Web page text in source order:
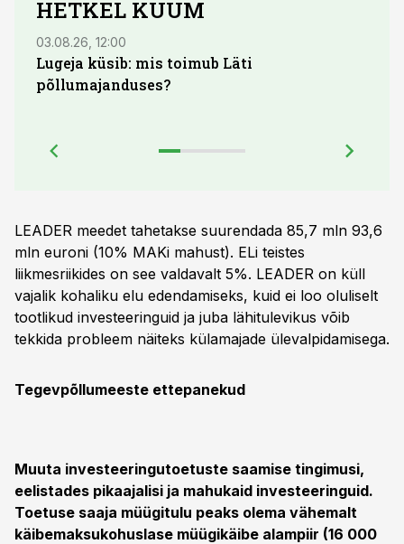
HETKEL KUUM
03.08.26, 12:00
Lugeja küsib: mis toimub Läti
põllumajanduses?
LEADER meedet tahetakse suurendada 85,7 mln 93,6
mln euroni (10% MAKi mahust). ELi teistes
liikmesriikides on see valdavalt 5%. LEADER on küll
vajalik kohaliku elu edendamiseks, kuid ei loo oluliselt
tootlikud investeeringuid ja juba lähitulevikus võib
tekkida probleem näiteks külamajade ülevalpidamisega.
Tegevpõllumeeste ettepanekud
Muuta investeeringutoetuste saamise tingimusi,
eelistades pikaajalisi ja mahukaid investeeringuid.
Toetuse saaja müügitulu peaks olema vähemalt
käibemaksukohuslase müügikäibe alampiir (16 000